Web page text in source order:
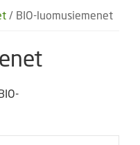
/ BIO-luomusiemenet